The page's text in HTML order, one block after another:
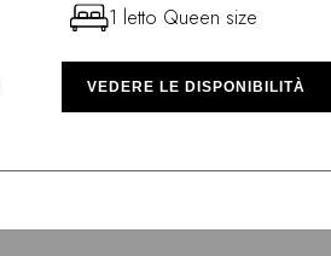
1 letto Queen size
VEDERE LE DISPONIBILITÀ